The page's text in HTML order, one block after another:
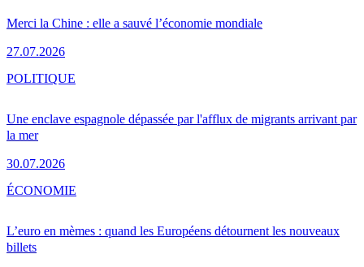
Merci la Chine : elle a sauvé l’économie mondiale
27.07.2026
Une enclave espagnole dépassée par l'afflux de migrants arrivant par
la mer
30.07.2026
POLITIQUE
L’euro en mèmes : quand les Européens détournent les nouveaux
billets
ÉCONOMIE